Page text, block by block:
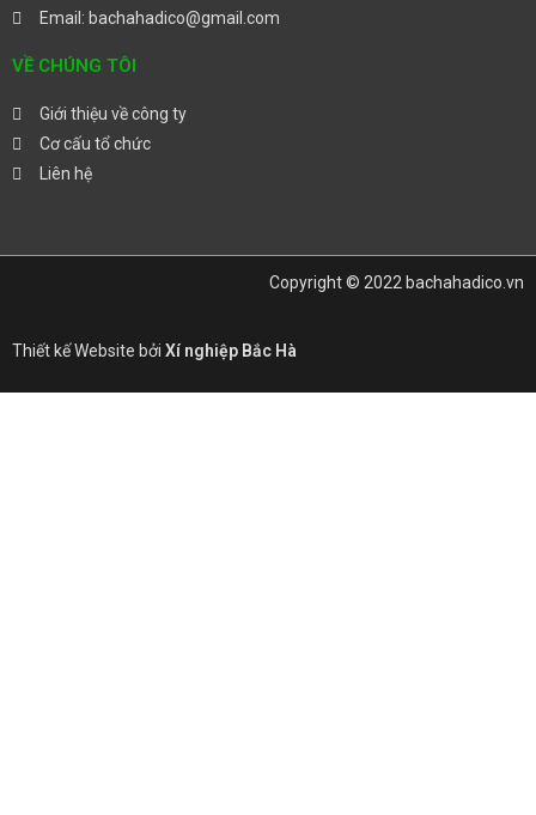
Email: bachahadico@gmail.com
VỀ CHÚNG TÔI
Giới thiệu về công ty
Cơ cấu tổ chức
Liên hệ
Copyright © 2022 bachahadico.vn
Thiết kế Website bởi Xí nghiệp Bắc Hà